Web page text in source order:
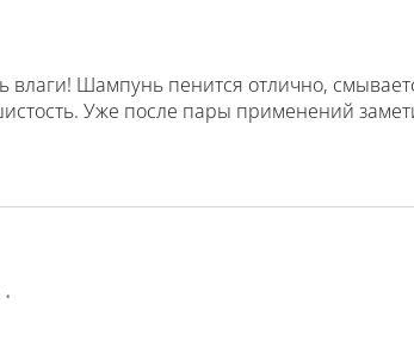
влаги! Шампунь пенится отлично,
Уже после пары применений